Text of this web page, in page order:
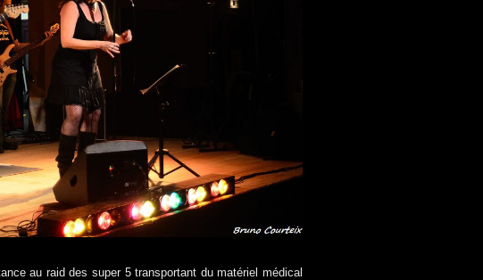
au raid des super 5 transportant du matériel médical